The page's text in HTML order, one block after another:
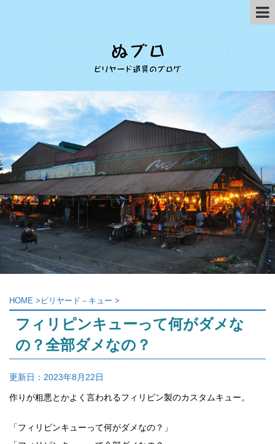
HOME > ビリヤード－キュー >
フィリピンキューって何がダメな
の？全部ダメなの？
更新日： 2023年8月22日
作りが粗悪とかよく言われるフィリピン製のカスタムキュー。
「フィリピンキューって何がダメなの？」